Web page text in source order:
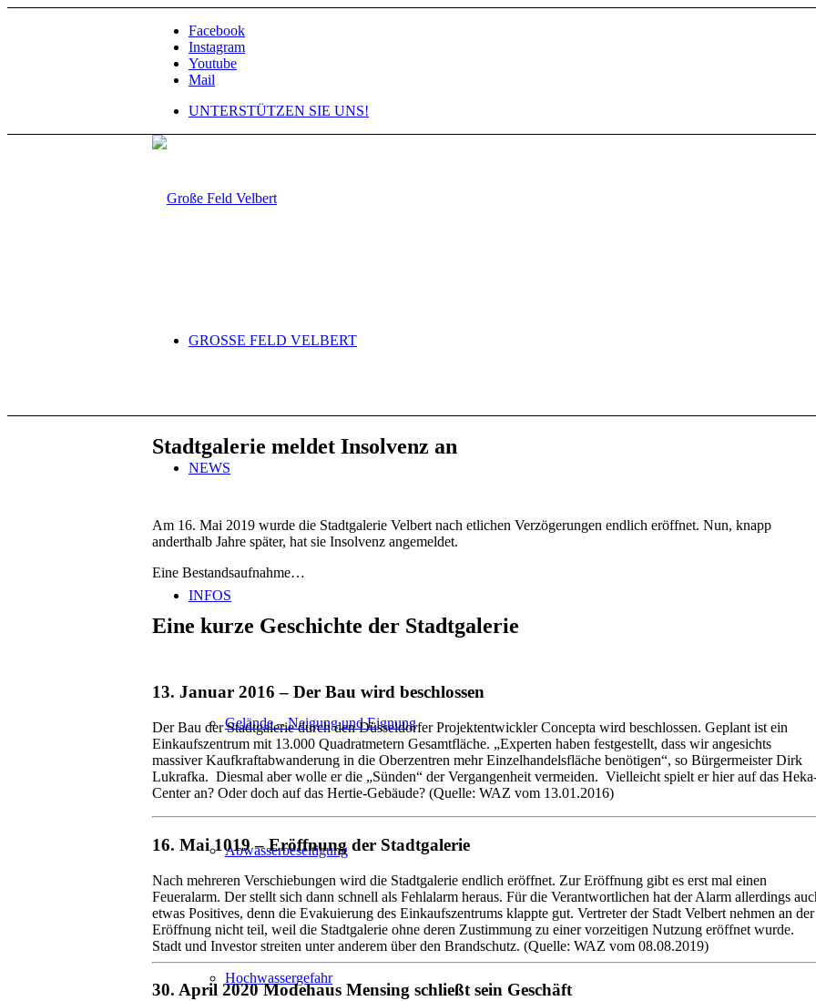
Facebook
Instagram
Youtube
Mail
UNTERSTÜTZEN SIE UNS!
GROSSE FELD VELBERT
NEWS
INFOS
Gelände – Neigung und Eignung
Abwasserbeseitigung
Hochwassergefahr
Stadtgalerie meldet Insolvenz an
Am 16. Mai 2019 wurde die Stadtgalerie Velbert nach etlichen Verzögerungen endlich eröffnet. Nun, knapp
anderthalb Jahre später, hat sie Insolvenz angemeldet.
Eine Bestandsaufnahme…
Eine kurze Geschichte der Stadtgalerie
13. Januar 2016 – Der Bau wird beschlossen
Der Bau der Stadtgalerie durch den Düsseldorfer Projektentwickler Concepta wird beschlossen. Geplant ist ein
Einkaufszentrum mit 13.000 Quadratmetern Gesamtfläche. „Experten haben festgestellt, dass wir angesichts
massiver Kaufkraftabwanderung in die Oberzentren mehr Einzelhandelsfläche benötigen“, so Bürgermeister Dirk
Lukrafka. Diesmal aber wolle er die „Sünden“ der Vergangenheit vermeiden. Vielleicht spielt er hier auf das
Center an? Oder doch auf das Hertie-Gebäude? (Quelle: WAZ vom 13.01.2016)
16. Mai 1019 – Eröffnung der Stadtgalerie
Nach mehreren Verschiebungen wird die Stadtgalerie endlich eröffnet. Zur Eröffnung gibt es erst mal einen
Feueralarm. Der stellt sich dann schnell als Fehlalarm heraus. Für die Verantwortlichen hat der Alarm allerdings
etwas Positives, denn die Evakuierung des Einkaufszentrums klappte gut. Vertreter der Stadt Velbert nehmen an der
Eröffnung nicht teil, weil die Stadtgalerie ohne deren Zustimmung zu einer vorzeitigen Nutzung eröffnet wurde.
Stadt und Investor streiten unter anderem über den Brandschutz. (Quelle: WAZ vom 08.08.2019)
30. April 2020 Modehaus Mensing schließt sein Geschäft